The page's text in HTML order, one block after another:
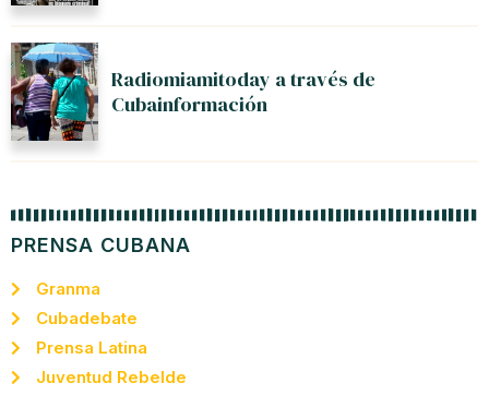
Radiomiamitoday a través de
Cubainformación
PRENSA CUBANA
Granma
Cubadebate
Prensa Latina
Juventud Rebelde